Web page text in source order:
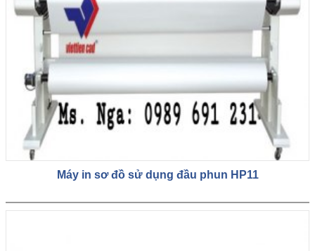
Máy in sơ đồ sử dụng đầu phun HP11